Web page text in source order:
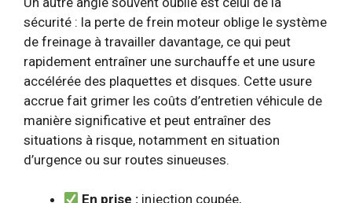
sécurité : la perte de frein moteur oblige le système
de freinage à travailler davantage, ce qui peut
rapidement entraîner une surchauffe et une usure
accélérée des plaquettes et disques. Cette usure
accrue fait grimer les coûts d’entretien véhicule de
manière significative et peut entraîner des
situations à risque, notamment en situation
d’urgence ou sur routes sinueuses.
En prise : injection coupée,